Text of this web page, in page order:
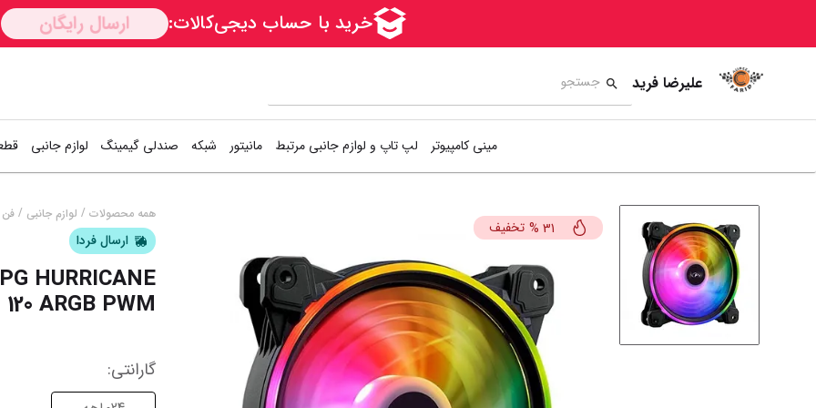
علیرضا فرید
مینی کامپیوتر لپ تاپ و لوازم جانبی مرتبط مانیتور شبکه
کارت شبکه
Access Point
مودم / روتر
نمایش همه محصولات
صندلی گیمینگ لوازم جانبی
دسته بازی
کیبورد و موس
فن کیس
31
% تخفیف
همه محصولات / لوازم جانبی /
ارسال فردا
HURRICANE
120 ARGB PWM
گارانتی: